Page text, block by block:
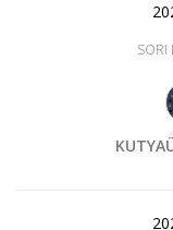
SORI